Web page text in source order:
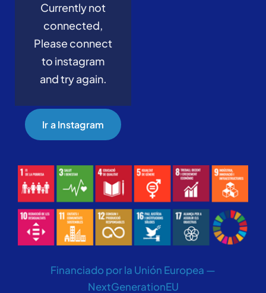
Currently not
connected,
Please connect
to instagram
and try again.
Ir a Instagram
Financiado por la Unión Europea —
NextGenerationEU